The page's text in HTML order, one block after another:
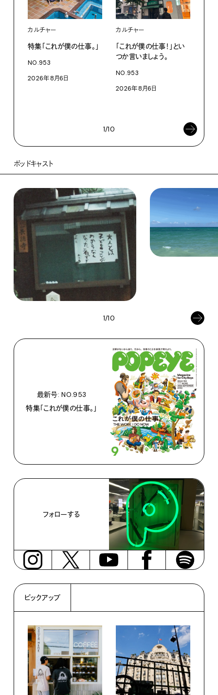
カルチャー
特集「これが僕の仕事。」
NO.953
2026年8月6日
カルチャー
「これが僕の仕事！」とい
つか言いましょう。
NO.953
2026年8月6日
1/10
ポッドキャスト
1/10
最新号: NO.953
特集「これが僕の仕事。」
フォローする
ピックアップ